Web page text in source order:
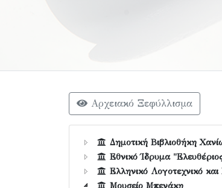
Αρχειακό Ξεφύλλισμα
Δημοτική Βιβλιοθήκη
Εθνικό Ίδρυμα
Ελληνικό Λογοτεχνικό και
Μουσείο Μπενάκη